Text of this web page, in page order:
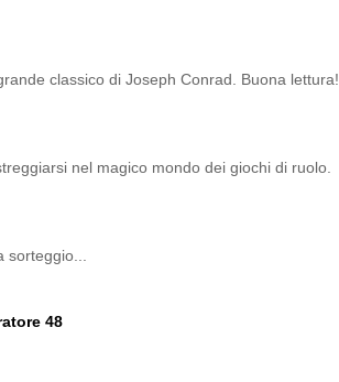
classico di Joseph Conrad. Buona lettura!
nel magico mondo dei giochi di ruolo.
48